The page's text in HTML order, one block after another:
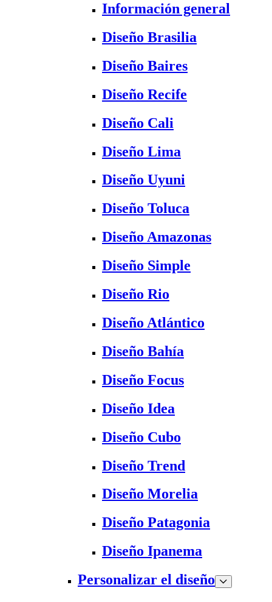
Información general
Diseño Brasilia
Diseño Baires
Diseño Recife
Diseño Cali
Diseño Lima
Diseño Uyuni
Diseño Toluca
Diseño Amazonas
Diseño Simple
Diseño Rio
Diseño Atlántico
Diseño Bahía
Diseño Focus
Diseño Idea
Diseño Cubo
Diseño Trend
Diseño Morelia
Diseño Patagonia
Diseño Ipanema
Personalizar el diseño